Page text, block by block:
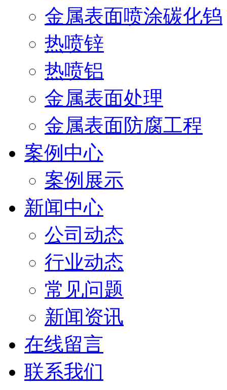
金属表面喷涂碳化钨
热喷锌
热喷铝
金属表面处理
金属表面防腐工程
案例中心
案例展示
新闻中心
公司动态
行业动态
常见问题
新闻资讯
在线留言
联系我们